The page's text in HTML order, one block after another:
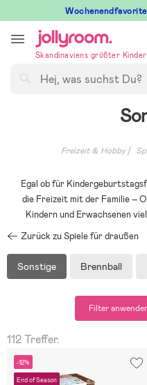
till
innehållet
Skandinaviens größter
Freizeit & Hobby
Egal ob für
die Freizeit mit der Familie –
Kindern und Erwachsenen
Zurück zu Spiele für draußen
Sonstige Brennball
Filter
112 Treffer.
-12%
End of Season